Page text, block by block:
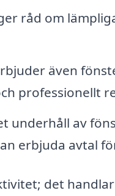
råd om
även
professionellt
underhåll av
erbjuda avtal
det